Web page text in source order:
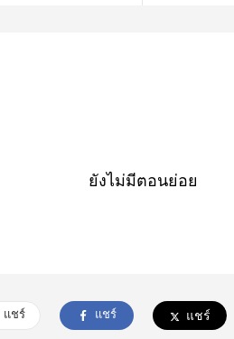
ยังไม่มีตอนย่อย
แชร์ แชร์ แชร์